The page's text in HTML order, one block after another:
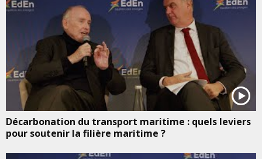
Décarbonation du transport maritime : quels leviers
pour soutenir la filière maritime ?